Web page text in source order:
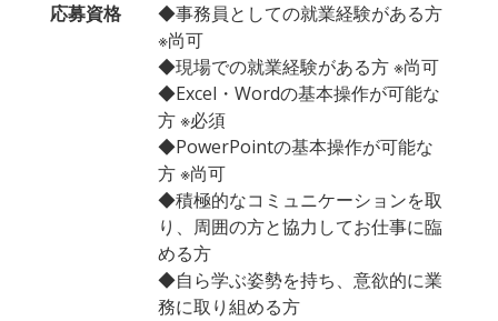
応募資格
◆事務員としての就業経験がある方
※尚可
◆現場での就業経験がある方 ※尚可
◆Excel・Wordの基本操作が可能な
方 ※必須
◆PowerPointの基本操作が可能な
方 ※尚可
◆積極的なコミュニケーションを取
り、周囲の方と協力してお仕事に臨
める方
◆自ら学ぶ姿勢を持ち、意欲的に業
務に取り組める方